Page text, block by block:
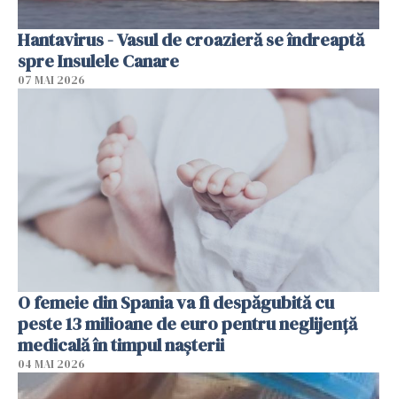
Hantavirus - Vasul de croazieră se îndreaptă
spre Insulele Canare
07 MAI 2026
O femeie din Spania va fi despăgubită cu
peste 13 milioane de euro pentru neglijenţă
medicală în timpul naşterii
04 MAI 2026